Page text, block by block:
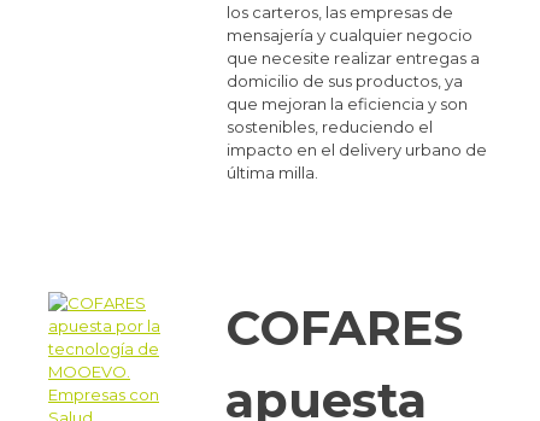
los carteros, las empresas de
mensajería y cualquier negocio
que necesite realizar entregas a
domicilio de sus productos, ya
que mejoran la eficiencia y son
sostenibles, reduciendo el
impacto en el delivery urbano de
última milla.
COFARES
apuesta